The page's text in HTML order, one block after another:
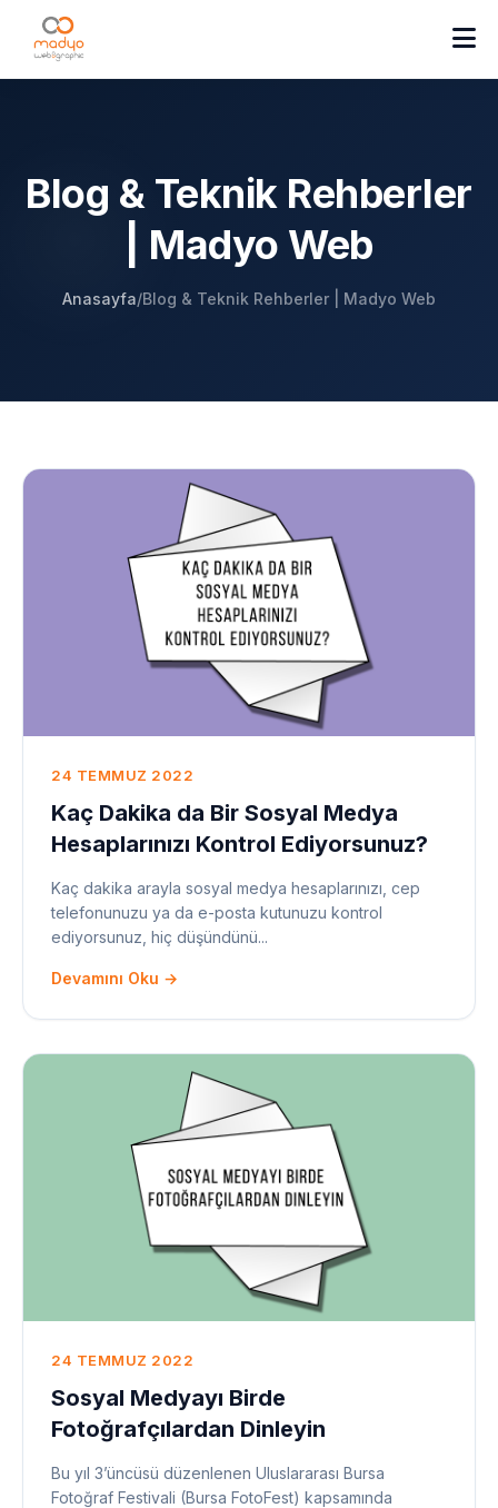
Blog & Teknik Rehberler
| Madyo Web
Anasayfa/Blog & Teknik Rehberler | Madyo Web
24 TEMMUZ 2022
Kaç Dakika da Bir Sosyal Medya
Hesaplarınızı Kontrol Ediyorsunuz?
Kaç dakika arayla sosyal medya hesaplarınızı, cep
telefonunuzu ya da e-posta kutunuzu kontrol
ediyorsunuz, hiç düşündünü...
Devamını Oku →
24 TEMMUZ 2022
Sosyal Medyayı Birde
Fotoğrafçılardan Dinleyin
Bu yıl 3’üncüsü düzenlenen Uluslararası Bursa
Fotoğraf Festivali (Bursa FotoFest) kapsamında